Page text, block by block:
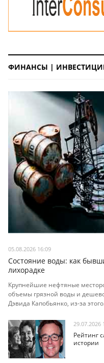
ФИНАНСЫ |
05.08.2026 16:09
Состояние воды: как
лихорадке
Крупнейшие нефтяные
объемы грязной воды и
Дэвида Капобьянко, из-за
29.07.2026
Рейтинг
истории